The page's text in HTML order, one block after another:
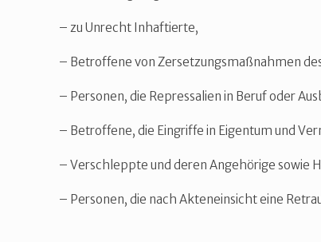
– zu Unrecht Inhaftierte,
– Betroffene von Zersetzungsmaßnahmen
– Personen, die Repressalien in Beruf oder
– Betroffene, die Eingriffe in Eigentum und
– Verschleppte und deren Angehörige sowie
– Personen, die nach Akteneinsicht eine